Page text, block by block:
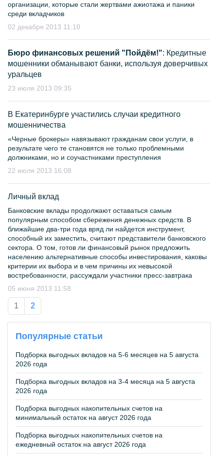
организации, которые стали жертвами ажиотажа и паники
среди вкладчиков
02 декабря 2013 11:10
Бюро финансовых решений "Пойдём!": Кредитные
мошенники обманывают банки, используя доверчивых
уральцев
23 июля 2013 09:35
В Екатеринбурге участились случаи кредитного
мошенничества
«Черные брокеры» навязывают гражданам свои услуги, в
результате чего те становятся не только проблемными
должниками, но и соучастниками преступления
22 июля 2013 16:08
Личный вклад
Банковские вклады продолжают оставаться самым
популярным способом сбережения денежных средств. В
ближайшие два-три года вряд ли найдется инструмент,
способный их заместить, считают представители банковского
сектора. О том, готов ли финансовый рынок предложить
населению альтернативные способы инвестирования, каковы
критерии их выбора и в чем причины их невысокой
востребованности, рассуждали участники пресс-завтрака
05 июня 2013 11:58
1 2
Популярные статьи
Подборка выгодных вкладов на 5-6 месяцев на 5 августа
2026 года
Подборка выгодных вкладов на 3-4 месяца на 5 августа
2026 года
Подборка выгодных накопительных счетов на
минимальный остаток на август 2026 года
Подборка выгодных накопительных счетов на
ежедневный остаток на август 2026 года